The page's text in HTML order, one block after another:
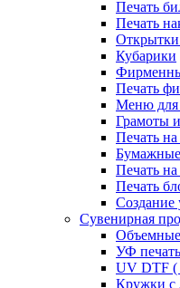
Печать
Печать
Кубарики
Печать
Меню для
Грамоты
Печать на
Печать
Печать
Создание
Сувенирная
Объемные
УФ
UV DTF
Кружки с